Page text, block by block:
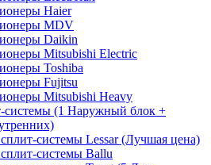
Haier
MDV
Daikin
Mitsubishi Electric
Toshiba
Fujitsu
Mitsubishi Heavy
системы (1 Наружный блок +
системы Lessar (Лучшая цена)
системы Ballu